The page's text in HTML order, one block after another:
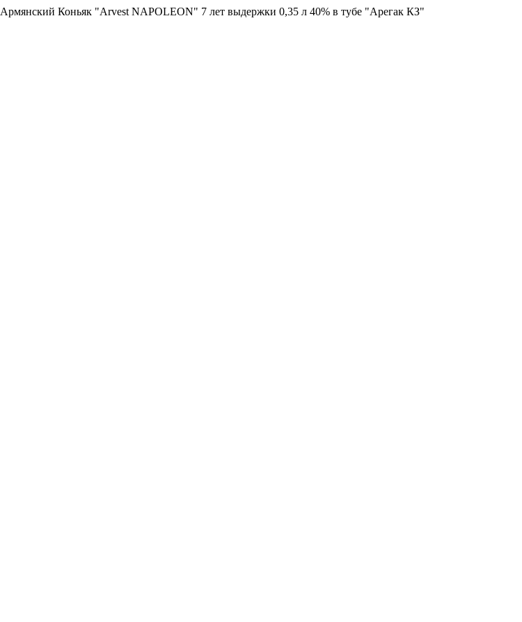
Армянский Коньяк "Arvest NAPOLEON" 7 лет выдержки 0,35 л 40% в тубе "Арегак КЗ"